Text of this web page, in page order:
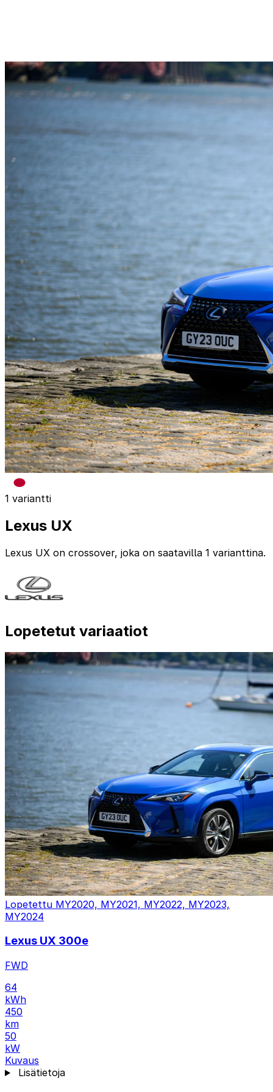
1 variantti
Lexus UX
Lexus UX on crossover, joka on saatavilla 1 varianttina.
Lopetetut variaatiot
Lopetettu MY2020, MY2021, MY2022, MY2023,
MY2024
Lexus UX 300e
FWD
64
kWh
450
km
50
kW
Kuvaus
Lisätietoja